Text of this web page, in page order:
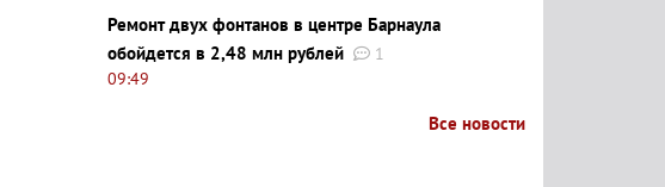
Ремонт двух фонтанов в центре Барнаула
обойдется в 2,48 млн рублей
1
09:49
Все новости